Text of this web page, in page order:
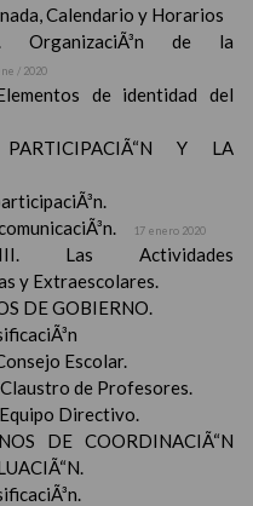
Calendario y Horarios
OrganizaciÃ³n de la
/ 2020
de identidad del
Y LA
17 enero 2020
Las Actividades
y Extraescolares.
DE GOBIERNO.
Escolar.
de Profesores.
Directivo.
DE COORDINACIÃ“N